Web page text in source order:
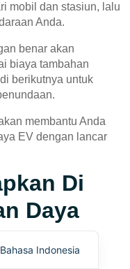
mobil dan stasiun, lalu
Anda.
benar akan
biaya tambahan
berikutnya untuk
membantu Anda
EV dengan lancar
Di
Daya
Bahasa Indonesia
Español
Português
Français
Türkçe
Deutsch